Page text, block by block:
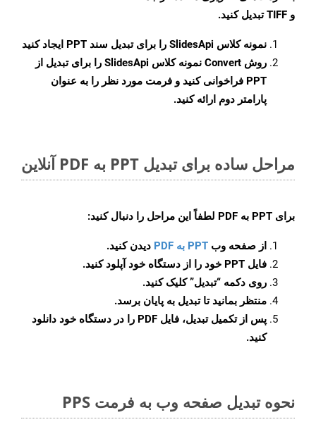
و TIFF تبدیل کنید.
نمونه کلاس SlidesApi را برای تبدیل سند PPT ایجاد کنید
روش Convert
نمونه کلاس SlidesApi را برای تبدیل از
PPT فراخوانی کنید و فرمت مورد نظر را به عنوان
پارامتر دوم ارائه کنید.
مراحل ساده برای تبدیل PPT به PDF آنلاین
برای PPT به PDF لطفاً این مراحل را دنبال کنید:
از صفحه وب PPT به PDF
دیدن کنید.
فایل PPT خود را از دستگاه خود آپلود کنید.
روی دکمه “تبدیل”کلیک کنید.
منتظر بمانید تا تبدیل به پایان برسد.
پس از تکمیل تبدیل، فایل PDF را در دستگاه خود دانلود
کنید.
نحوه تبدیل صفحه وب به فرمت PPS